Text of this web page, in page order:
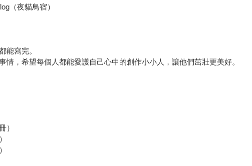
（夜貓鳥宿）
能寫完。
情，希望每個人都能愛護自己心中的創作小小人，讓他們茁壯更美好。
）